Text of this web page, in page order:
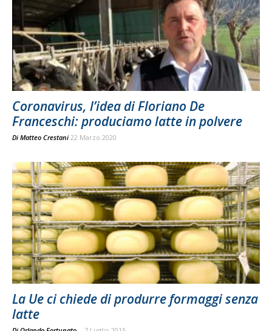
Coronavirus, l’idea di Floriano De
Franceschi: produciamo latte in polvere
Di Matteo Crestani 22 Marzo 2020
La Ue ci chiede di produrre formaggi senza
latte